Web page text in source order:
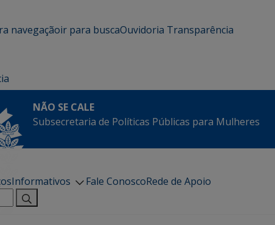
navegaçãoir para buscaOuvidoria Transparência
NÃO SE CALE
Subsecretaria de Políticas Públicas para Mulheres
Informativos Fale ConoscoRede de Apoio